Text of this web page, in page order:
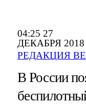
04:25 27
ДЕКАБРЯ 2018
РЕДАКЦИЯ
В России